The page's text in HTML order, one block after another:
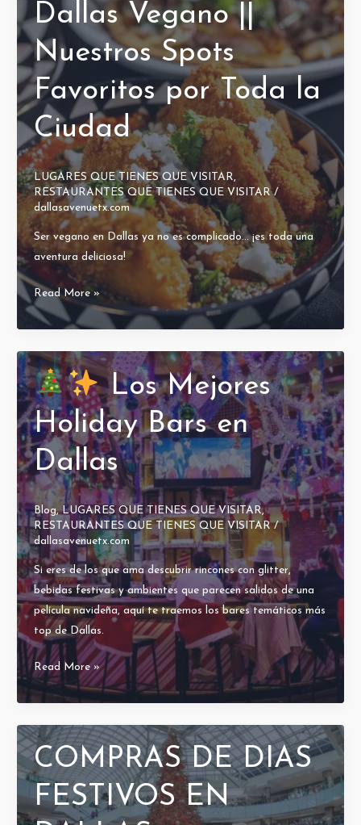
EN
DALLAS
Dallas Vegano ||
Nuestros Spots
Favoritos por Toda la
Ciudad
LUGARES QUE TIENES QUE VISITAR,
RESTAURANTES QUE TIENES QUE VISITAR/
dallasavenuetx.com
Ser vegano en Dallas ya no es complicado… ¡es toda una
aventura deliciosa!
Dallas
Vegano
Nuestros
Spots
Favoritos
por
Toda
la
Ciudad
Read More »
Los Mejores
Holiday Bars en
Dallas
Blog,LUGARES QUE TIENES QUE VISITAR,
RESTAURANTES QUE TIENES QUE VISITAR/
dallasavenuetx.com
Si eres de los que ama descubrir rincones con glitter,
bebidas festivas y ambientes que parecen salidos de una
película navideña, aquí te traemos los bares temáticos más
top de Dallas.
Mejores
Holiday
Bars
en
Dallas
Read More »
COMPRAS DE DIAS
FESTIVOS EN